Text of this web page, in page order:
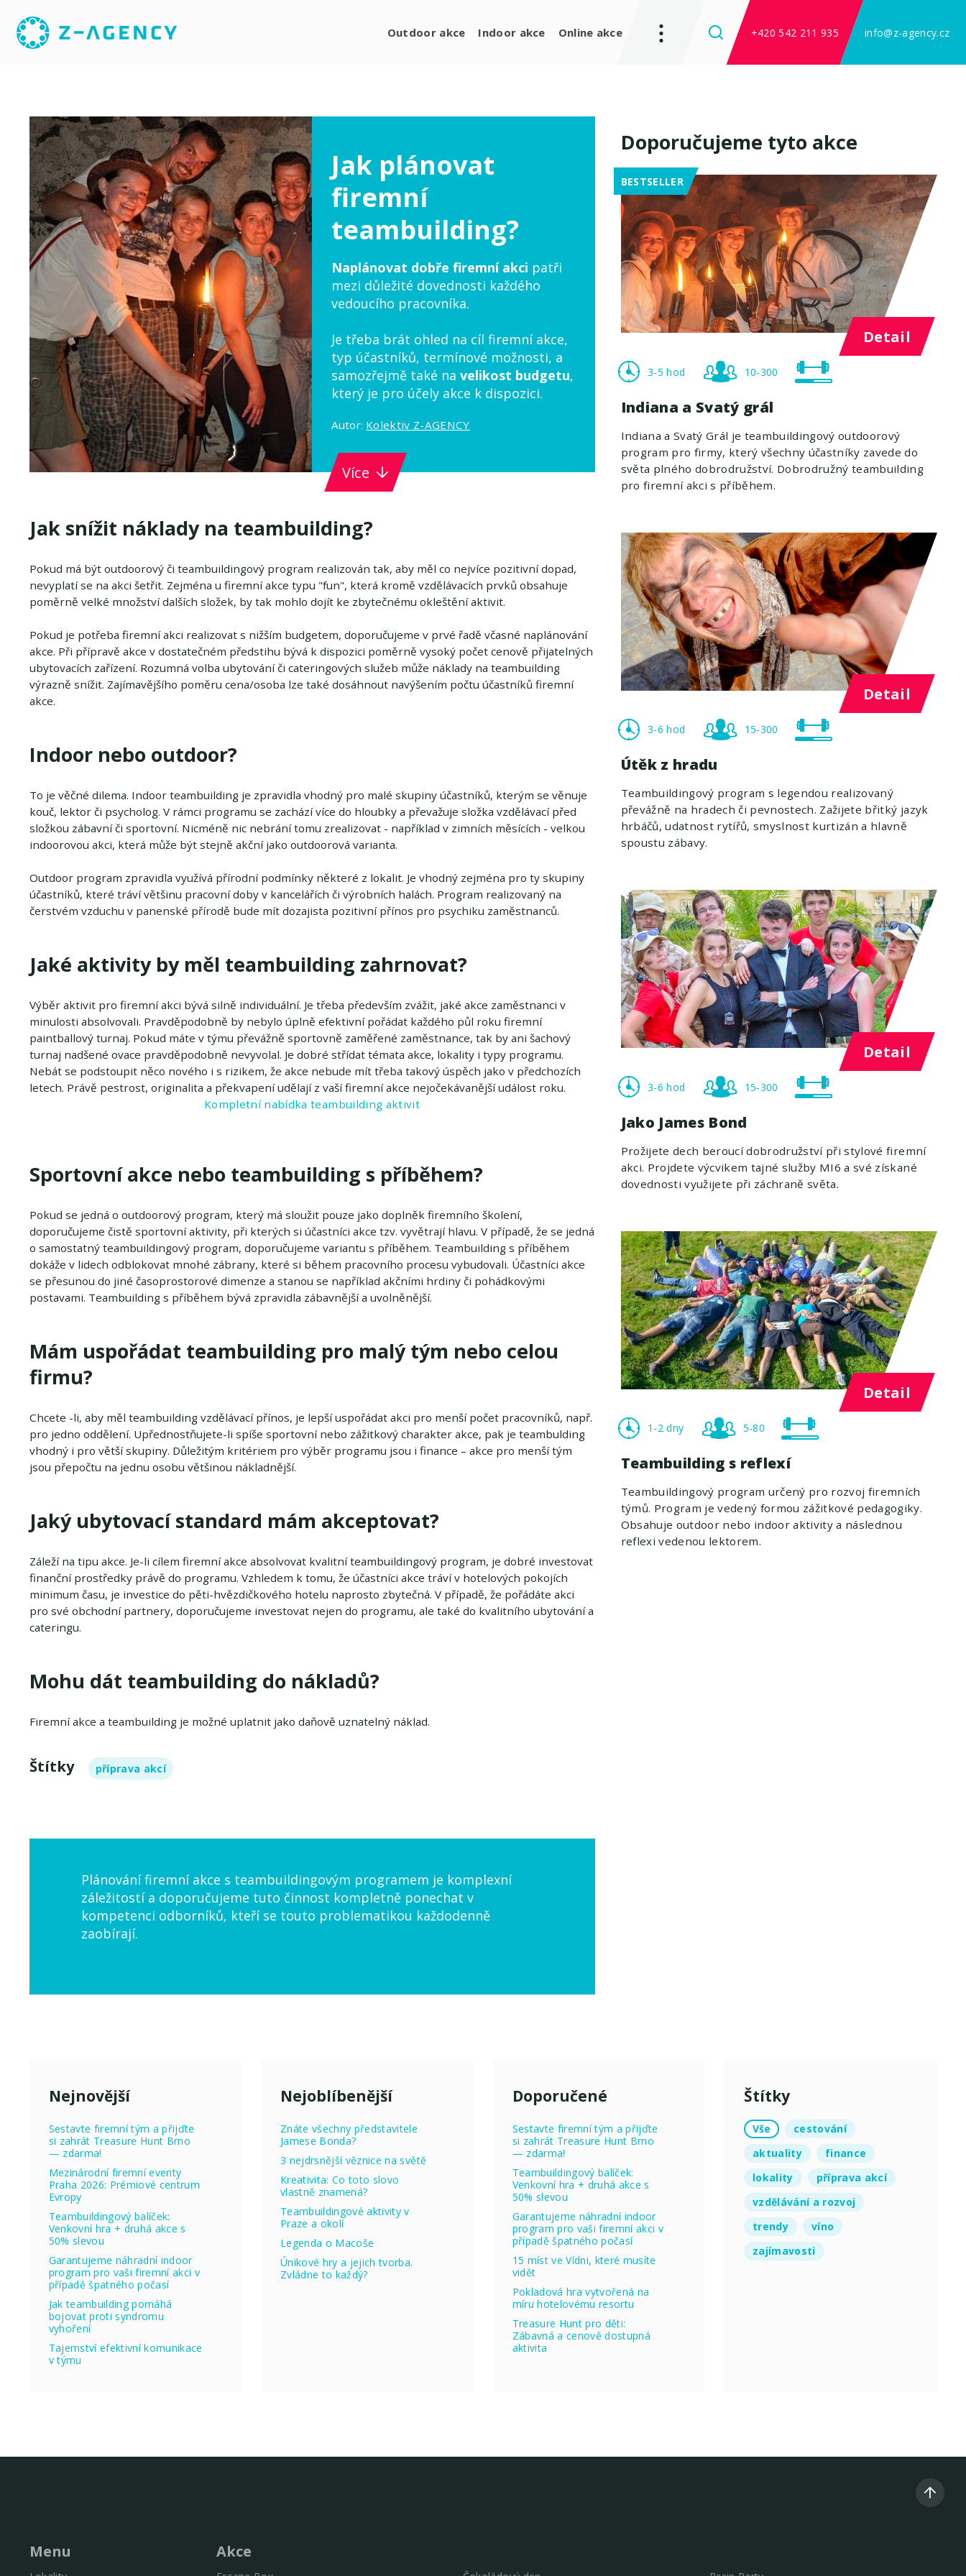
Outdoor akce Indoor akce Online akce +420 542 211 935 info@z-agency.cz
Jak plánovat
firemní
teambuilding?
Naplánovat dobře firemní akci patři
mezi důležité dovednosti každého
vedoucího pracovníka.
Je třeba brát ohled na cíl firemní akce,
typ účastníků, termínové možnosti, a
samozřejmě také na velikost budgetu,
který je pro účely akce k dispozici.
Autor: Kolektiv Z-AGENCY
Více
Jak snížit náklady na teambuilding?
Pokud má být outdoorový či teambuildingový program realizován tak, aby měl co nejvíce pozitivní dopad,
nevyplatí se na akci šetřit. Zejména u firemní akce typu "fun", která kromě vzdělávacích prvků obsahuje
poměrně velké množství dalších složek, by tak mohlo dojít ke zbytečnému okleštění aktivit.
Pokud je potřeba firemní akci realizovat s nižším budgetem, doporučujeme v prvé řadě včasné naplánování
akce. Při přípravě akce v dostatečném předstihu bývá k dispozici poměrně vysoký počet cenově přijatelných
ubytovacích zařízení. Rozumná volba ubytování či cateringových služeb může náklady na teambuilding
výrazně snížit. Zajímavějšího poměru cena/osoba lze také dosáhnout navýšením počtu účastníků firemní
akce.
Indoor nebo outdoor?
To je věčné dilema. Indoor teambuilding je zpravidla vhodný pro malé skupiny účastníků, kterým se věnuje
kouč, lektor či psycholog. V rámci programu se zachází více do hloubky a převažuje složka vzdělávací před
složkou zábavní či sportovní. Nicméně nic nebrání tomu zrealizovat - například v zimních měsících - velkou
indoorovou akci, která může být stejně akční jako outdoorová varianta.
Outdoor program zpravidla využívá přírodní podmínky některé z lokalit. Je vhodný zejména pro ty skupiny
účastníků, které tráví většinu pracovní doby v kancelářích či výrobních halách. Program realizovaný na
čerstvém vzduchu v panenské přírodě bude mít dozajista pozitivní přínos pro psychiku zaměstnanců.
Jaké aktivity by měl teambuilding zahrnovat?
Výběr aktivit pro firemní akci bývá silně individuální. Je třeba především zvážit, jaké akce zaměstnanci v
minulosti absolvovali. Pravděpodobně by nebylo úplně efektivní pořádat každého půl roku firemní
paintballový turnaj. Pokud máte v týmu převážně sportovně zaměřené zaměstnance, tak by ani šachový
turnaj nadšené ovace pravděpodobně nevyvolal. Je dobré střídat témata akce, lokality i typy programu.
Nebát se podstoupit něco nového i s rizikem, že akce nebude mít třeba takový úspěch jako v předchozích
letech. Právě pestrost, originalita a překvapení udělají z vaší firemní akce nejočekávanější událost roku.
Kompletní nabídka teambuilding aktivit
Sportovní akce nebo teambuilding s příběhem?
Pokud se jedná o outdoorový program, který má sloužit pouze jako doplněk firemního školení,
doporučujeme čistě sportovní aktivity, při kterých si účastníci akce tzv. vyvětrají hlavu. V případě, že se jedná
o samostatný teambuildingový program, doporučujeme variantu s příběhem. Teambuilding s příběhem
dokáže v lidech odblokovat mnohé zábrany, které si během pracovního procesu vybudovali. Účastníci akce
se přesunou do jiné časoprostorové dimenze a stanou se například akčními hrdiny či pohádkovými
postavami. Teambuilding s příběhem bývá zpravidla zábavnější a uvolněnější.
Mám uspořádat teambuilding pro malý tým nebo celou
firmu?
Chcete -li, aby měl teambuilding vzdělávací přínos, je lepší uspořádat akci pro menší počet pracovníků, např.
pro jedno oddělení. Upřednostňujete-li spíše sportovní nebo zážitkový charakter akce, pak je teambulding
vhodný i pro větší skupiny. Důležitým kritériem pro výběr programu jsou i finance – akce pro menší tým
jsou přepočtu na jednu osobu většinou nákladnější.
Jaký ubytovací standard mám akceptovat?
Záleží na tipu akce. Je-li cílem firemní akce absolvovat kvalitní teambuildingový program, je dobré investovat
finanční prostředky právě do programu. Vzhledem k tomu, že účastníci akce tráví v hotelových pokojích
minimum času, je investice do pěti-hvězdičkového hotelu naprosto zbytečná. V případě, že pořádáte akci
pro své obchodní partnery, doporučujeme investovat nejen do programu, ale také do kvalitního ubytování a
cateringu.
Mohu dát teambuilding do nákladů?
Firemní akce a teambuilding je možné uplatnit jako daňově uznatelný náklad.
Štítky příprava akcí
Plánování firemní akce s teambuildingovým programem je komplexní
záležitostí a doporučujeme tuto činnost kompletně ponechat v
kompetenci odborníků, kteří se touto problematikou každodenně
zaobírají.
Doporučujeme tyto akce
BESTSELLER
Detail
3-5 hod 10-300
Indiana a Svatý grál
Indiana a Svatý Grál je teambuildingový outdoorový
program pro firmy, který všechny účastníky zavede do
světa plného dobrodružství. Dobrodružný teambuilding
pro firemní akci s příběhem.
Detail
3-6 hod 15-300
Útěk z hradu
Teambuildingový program s legendou realizovaný
převážně na hradech či pevnostech. Zažijete břitký jazyk
hrbáčů, udatnost rytířů, smyslnost kurtizán a hlavně
spoustu zábavy.
Detail
3-6 hod 15-300
Jako James Bond
Prožijete dech beroucí dobrodružství při stylové firemní
akci. Projdete výcvikem tajné služby MI6 a své získané
dovednosti využijete při záchraně světa.
Detail
1-2 dny 5-80
Teambuilding s reflexí
Teambuildingový program určený pro rozvoj firemních
týmů. Program je vedený formou zážitkové pedagogiky.
Obsahuje outdoor nebo indoor aktivity a následnou
reflexi vedenou lektorem.
Nejnovější
Sestavte firemní tým a přijďte
si zahrát Treasure Hunt Brno
— zdarma!
Mezinárodní firemní eventy
Praha 2026: Prémiové centrum
Evropy
Teambuildingový balíček:
Venkovní hra + druhá akce s
50% slevou
Garantujeme náhradní indoor
program pro vaši firemní akci v
případě špatného počasí
Jak teambuilding pomáhá
bojovat proti syndromu
vyhoření
Tajemství efektivní komunikace
v týmu
Nejoblíbenější
Znáte všechny představitele
Jamese Bonda?
3 nejdrsnější věznice na světě
Kreativita: Co toto slovo
vlastně znamená?
Teambuildingové aktivity v
Praze a okolí
Legenda o Macoše
Únikové hry a jejich tvorba.
Zvládne to každý?
Doporučené
Sestavte firemní tým a přijďte
si zahrát Treasure Hunt Brno
— zdarma!
Teambuildingový balíček:
Venkovní hra + druhá akce s
50% slevou
Garantujeme náhradní indoor
program pro vaši firemní akci v
případě špatného počasí
15 míst ve Vídni, které musíte
vidět
Pokladová hra vytvořená na
míru hotelovému resortu
Treasure Hunt pro děti:
Zábavná a cenově dostupná
aktivita
Štítky
Vše
cestování
aktuality
finance
lokality
příprava akcí
vzdělávání a rozvoj
trendy
víno
zajímavosti
Menu Akce